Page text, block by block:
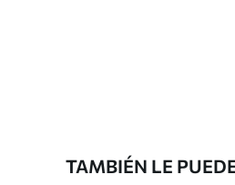
Vinilo Premium
TAMBIÉN LE